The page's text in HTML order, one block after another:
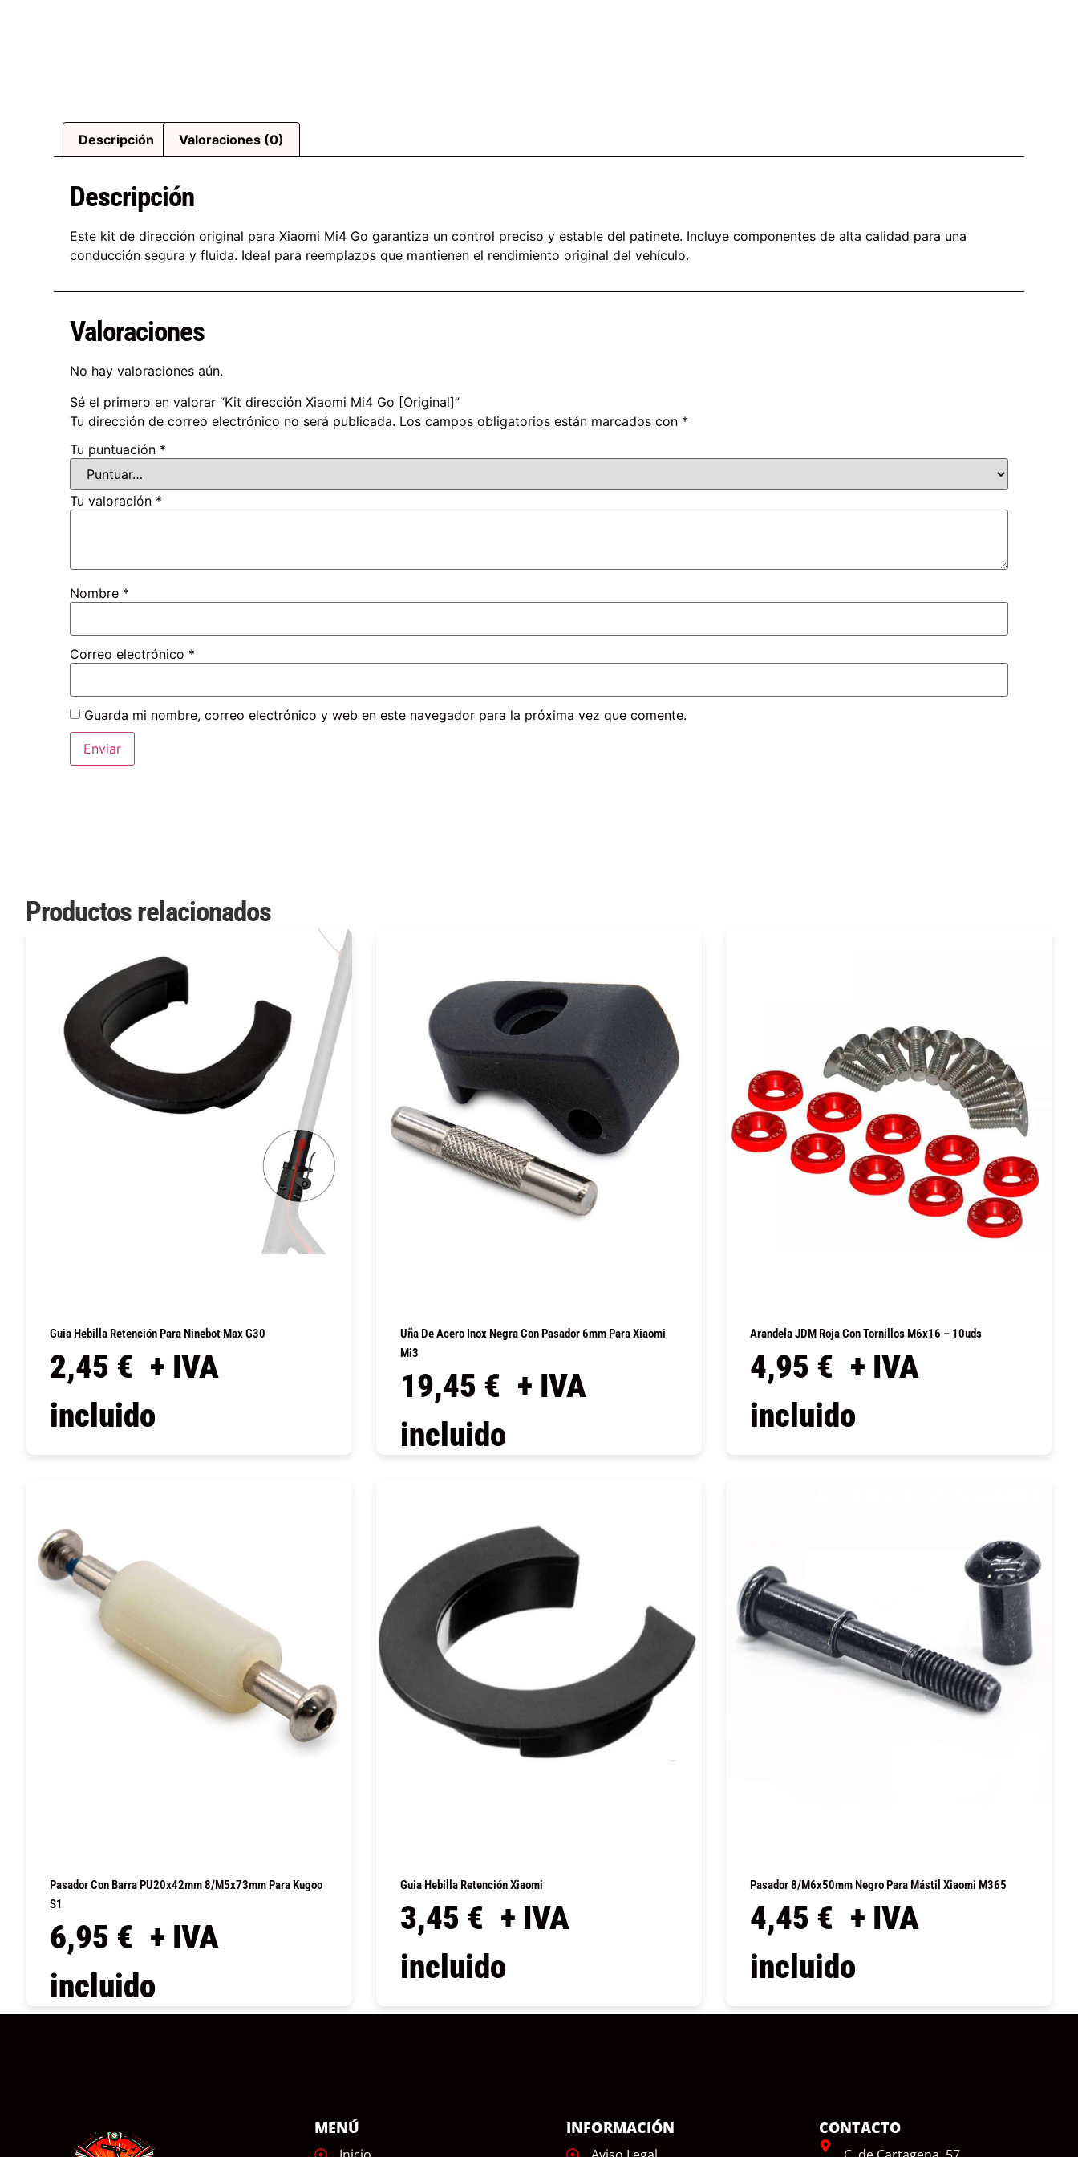
Descripción Valoraciones (0)
Descripción
Este kit de dirección original para Xiaomi Mi4 Go garantiza un control preciso y estable del patinete. Incluye componentes de alta calidad para una
conducción segura y fluida. Ideal para reemplazos que mantienen el rendimiento original del vehículo.
Valoraciones
No hay valoraciones aún.
Sé el primero en valorar “Kit dirección Xiaomi Mi4 Go [Original]”
Tu dirección de correo electrónico no será publicada. Los campos obligatorios están marcados con *
Tu puntuación *
Tu valoración *
Nombre *
Correo electrónico *
Guarda mi nombre, correo electrónico y web en este navegador para la próxima vez que comente.
Productos relacionados
Guia Hebilla Retención Para Ninebot Max G30
2,45 € + IVA
incluido
Uña De Acero Inox Negra Con Pasador 6mm Para Xiaomi
Mi3
19,45 € + IVA
incluido
Arandela JDM Roja Con Tornillos M6x16 – 10uds
4,95 € + IVA
incluido
Pasador Con Barra PU20x42mm 8/M5x73mm Para Kugoo
S1
6,95 € + IVA
incluido
Guia Hebilla Retención Xiaomi
3,45 € + IVA
incluido
Pasador 8/M6x50mm Negro Para Mástil Xiaomi M365
4,45 € + IVA
incluido
MENÚ INFORMACIÓN CONTACTO